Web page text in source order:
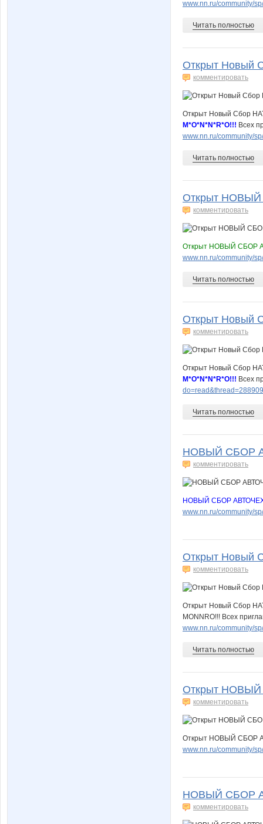
www.nn.ru/community/
Читать полностью
Открыт Новый
комментировать
Открыт Новый Сбор
M*O*N*N*R*O!!! Всех
www.nn.ru/community/
Читать полностью
Открыт
комментировать
Открыт НОВЫЙ СБОР
www.nn.ru/community/
Читать полностью
Открыт Новый
комментировать
Открыт Новый Сбор
M*O*N*N*R*O!!! Всех
Читать полностью
НОВЫЙ СБОР
комментировать
НОВЫЙ СБОР
www.nn.ru/community/
Открыт Новый
комментировать
Открыт Новый Сбор
MONNRO!!! Всех
www.nn.ru/community/
Читать полностью
Открыт
комментировать
Открыт НОВЫЙ СБОР
www.nn.ru/community/
НОВЫЙ СБОР
комментировать